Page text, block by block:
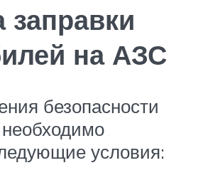
на АЗС
безопасности
условия: